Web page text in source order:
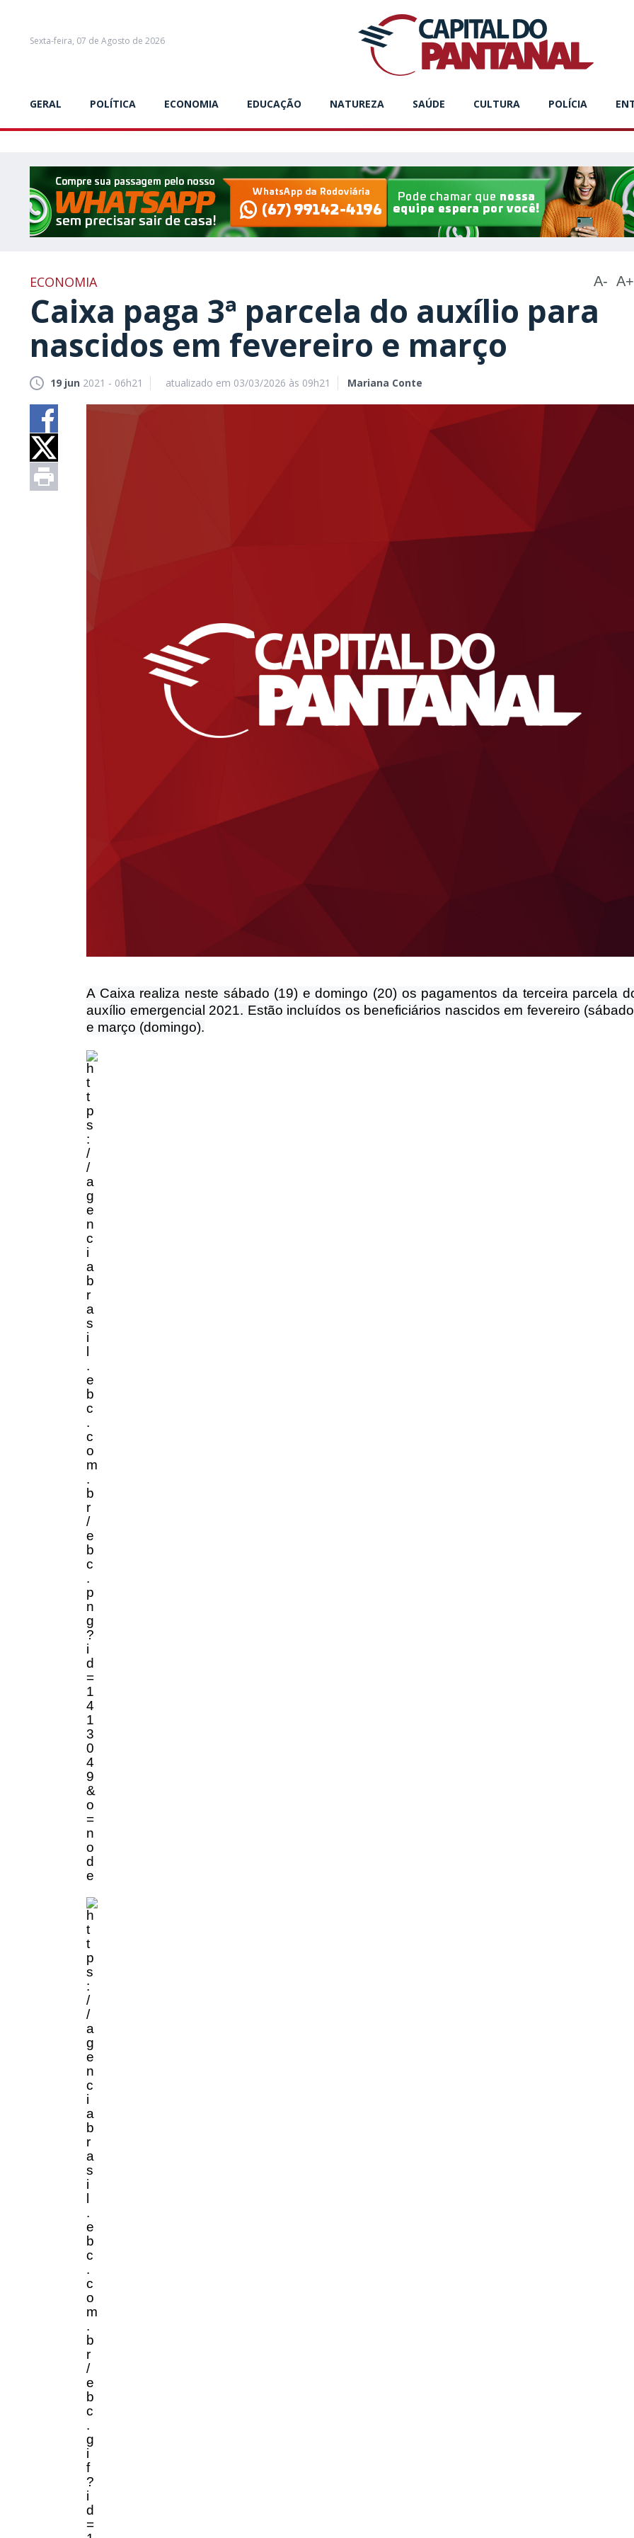
Sexta-feira, 07 de Agosto de 2026
GERAL POLÍTICA ECONOMIA EDUCAÇÃO NATUREZA SAÚDE CULTURA POLÍCIA
ECONOMIA A- A+
Caixa paga 3ª parcela do auxílio para
nascidos em fevereiro e março
19 jun 2021 - 06h21 atualizado em 03/03/2026 às 09h21 Mariana Conte
A Caixa realiza neste sábado (19) e domingo (20) os pagamentos da terceira parcela
auxílio emergencial 2021. Estão incluídos os beneficiários nascidos em fevereiro
e março (domingo).